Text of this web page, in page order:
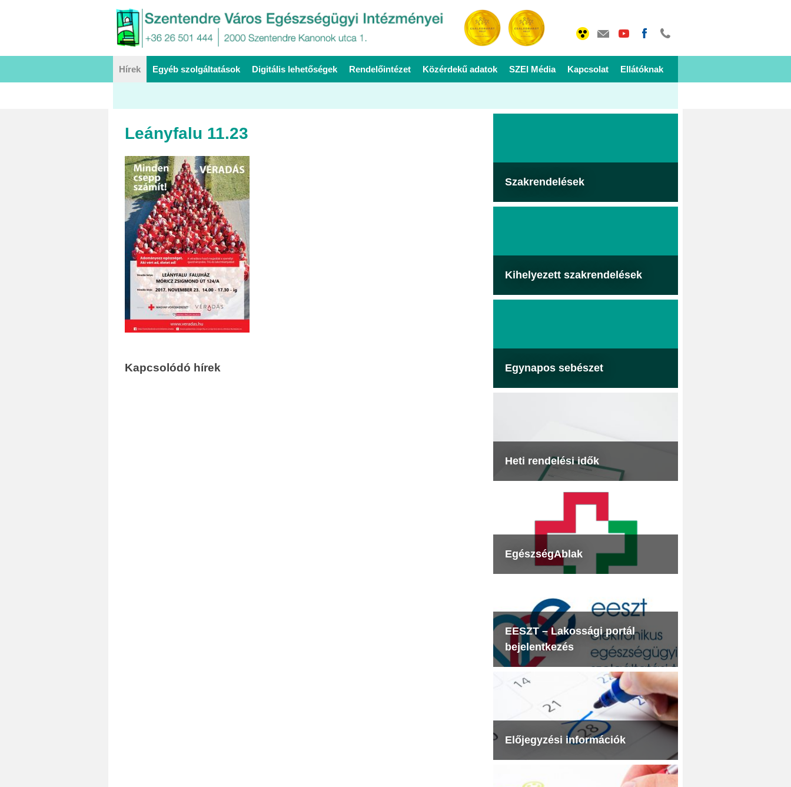
Hírek Egyéb szolgáltatások Digitális lehetőségek Rendelőintézet Közérdekű adatok SZEI Média Kapcsolat Ellátóknak
Leányfalu 11.23
Kapcsolódó hírek
Szakrendelések
Kihelyezett szakrendelések
Egynapos sebészet
Heti rendelési idők
EgészségAblak
EESZT – Lakossági portál
bejelentkezés
Előjegyzési információk